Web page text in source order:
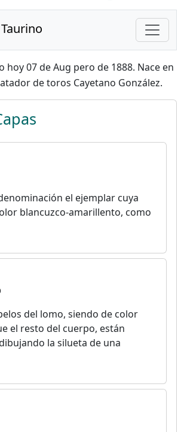
hoy 07 de Aug pero de 1888. Nace en
de toros Cayetano González.
el ejemplar cuya
blancuzco-amarillento, como
del lomo, siendo de color
el resto del cuerpo, están
la silueta de una